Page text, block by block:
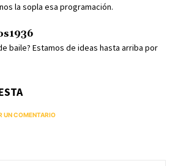
la sopla esa programación.
baile? Estamos de ideas hasta arriba por
UN COMENTARIO